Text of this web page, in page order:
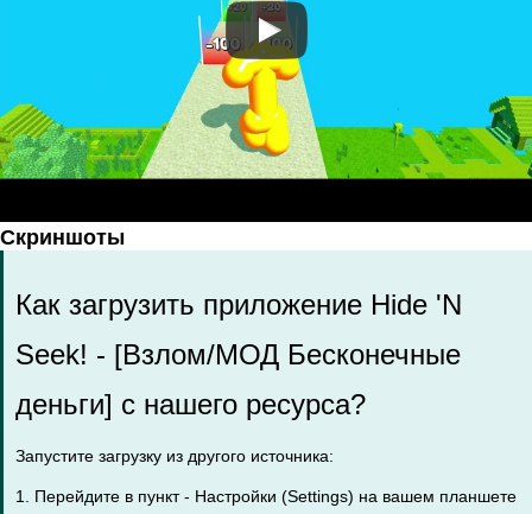
Скриншоты
Как загрузить приложение Hide 'N
Seek! - [Взлом/МОД Бесконечные
деньги] с нашего ресурса?
Запустите загрузку из другого источника:
1. Перейдите в пункт - Настройки (Settings) на вашем планшете